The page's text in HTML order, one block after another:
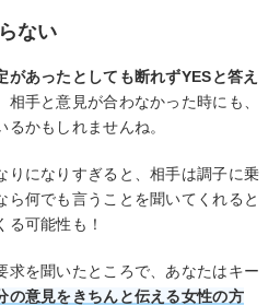
ない
があったとしても断れずYESと答え
相手と意見が合わなかった時にも、
かもしれませんね。
りになりすぎると、相手は調子に乗
ら何でも言うことを聞いてくれると
る可能性も！
求を聞いたところで、あなたはキー
の意見をきちんと伝える女性の方